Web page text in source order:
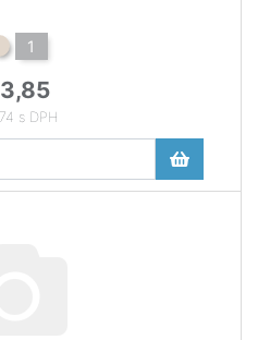
1
s DPH